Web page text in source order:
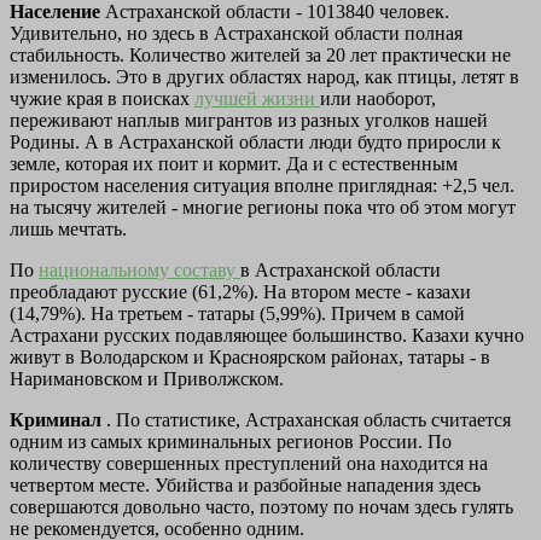
Население Астраханской области - 1013840 человек.
Удивительно, но здесь в Астраханской области полная
стабильность. Количество жителей за 20 лет практически не
изменилось. Это в других областях народ, как птицы, летят в
чужие края в поисках лучшей жизни или наоборот,
переживают наплыв мигрантов из разных уголков нашей
Родины. А в Астраханской области люди будто приросли к
земле, которая их поит и кормит. Да и с естественным
приростом населения ситуация вполне приглядная: +2,5 чел.
на тысячу жителей - многие регионы пока что об этом могут
лишь мечтать.
По национальному составу в Астраханской области
преобладают русские (61,2%). На втором месте - казахи
(14,79%). На третьем - татары (5,99%). Причем в самой
Астрахани русских подавляющее большинство. Казахи кучно
живут в Володарском и Красноярском районах, татары - в
Наримановском и Приволжском.
Криминал . По статистике, Астраханская область считается
одним из самых криминальных регионов России. По
количеству совершенных преступлений она находится на
четвертом месте. Убийства и разбойные нападения здесь
совершаются довольно часто, поэтому по ночам здесь гулять
не рекомендуется, особенно одним.